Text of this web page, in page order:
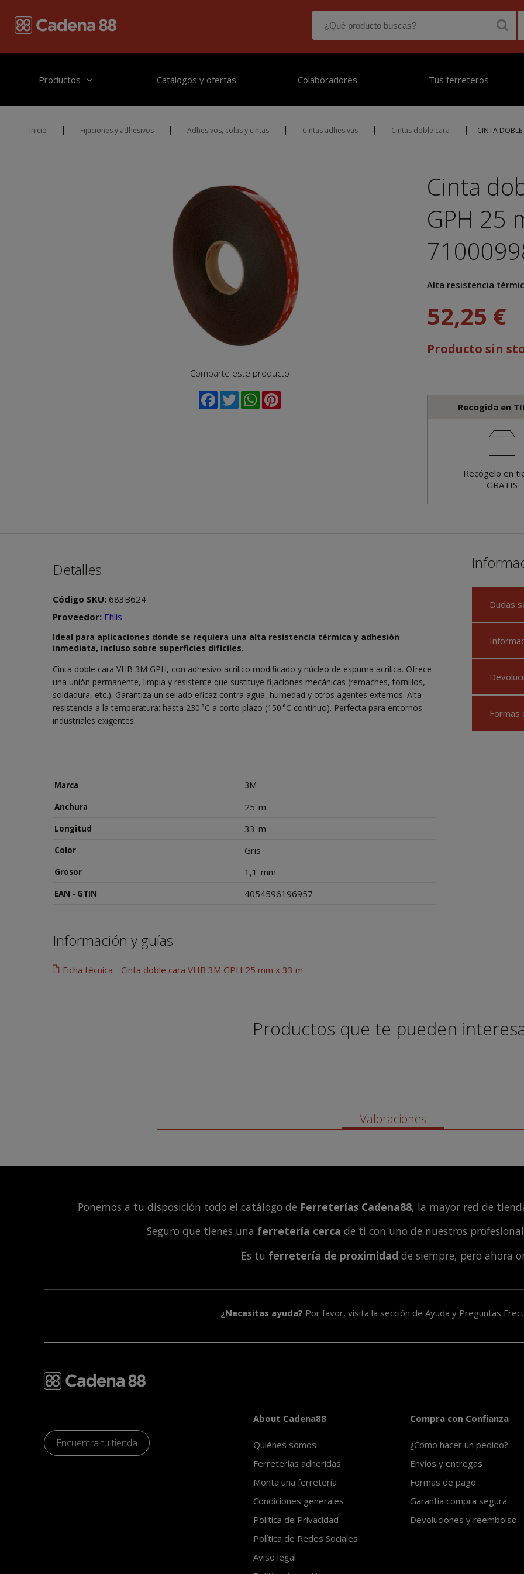
Productos Catálogos y ofertas Colaboradores Tus ferreteros
Inicio | Fijaciones y adhesivos | Adhesivos, colas y cintas | Cintas adhesivas | Cintas doble cara | CINTA
Comparte este producto
Cinta
GPH 25
Alta resistencia
52,25 €
Producto sin
Recogida en
Recógelo en
GRATIS
Detalles
Código SKU: 683B624
Proveedor: Ehlis
Ideal para aplicaciones donde se requiera una alta resistencia térmica y adhesión
inmediata, incluso sobre superficies difíciles.
Cinta doble cara VHB 3M GPH, con adhesivo acrílico modificado y núcleo de espuma acrílica. Ofrece
una unión permanente, limpia y resistente que sustituye fijaciones mecánicas (remaches, tornillos,
soldadura, etc.). Garantiza un sellado eficaz contra agua, humedad y otros agentes externos. Alta
resistencia a la temperatura: hasta 230 °C a corto plazo (150 °C continuo). Perfecta para entornos
industriales exigentes.
Marca 3M
Anchura 25 m
Longitud 33 m
Color Gris
Grosor 1,1 mm
EAN - GTIN 4054596196957
Información y guías
Ficha técnica - Cinta doble cara VHB 3M GPH 25 mm x 33 m
Dudas
Formas
Productos que te pueden
Valoraciones
Ponemos a tu disposición todo el catálogo de Ferreterías Cadena88, la mayor red de
Seguro que tienes una ferretería cerca de ti con uno de nuestros
Es tu ferretería de proximidad de siempre, pero ahora
¿Necesitas ayuda? Por favor, visita la sección de Ayuda y Preguntas
Encuentra tu tienda
About Cadena88
Quiénes somos
Ferreterías adheridas
Monta una ferretería
Condiciones generales
Política de Privacidad
Política de Redes Sociales
Aviso legal
Compra con Confianza
¿Cómo hacer un pedido?
Envíos y entregas
Formas de pago
Garantía compra segura
Devoluciones y reembolso